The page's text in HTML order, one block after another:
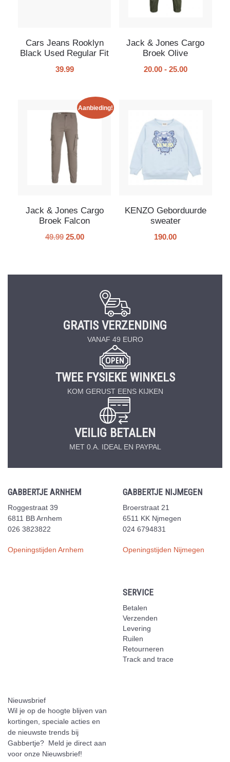
Cars Jeans Rooklyn
Black Used Regular Fit
39.99
Jack & Jones Cargo
Broek Olive
20.00 - 25.00
Aanbieding!
Jack & Jones Cargo
Broek Falcon
49.99 25.00
KENZO Geborduurde
sweater
190.00
GRATIS VERZENDING
VANAF 49 EURO
TWEE FYSIEKE WINKELS
KOM GERUST EENS KIJKEN
VEILIG BETALEN
MET 0.A. IDEAL EN PAYPAL
GABBERTJE ARNHEM
Roggestraat 39
6811 BB Arnhem
026 3823822
Openingstijden Arnhem
GABBERTJE NIJMEGEN
Broerstraat 21
6511 KK Njmegen
024 6794831
Openingstijden Nijmegen
SERVICE
Betalen
Verzenden
Levering
Ruilen
Retourneren
Track and trace
Nieuwsbrief
Wil je op de hoogte blijven van
kortingen, speciale acties en
de nieuwste trends bij
Gabbertje? Meld je direct aan
voor onze Nieuwsbrief!